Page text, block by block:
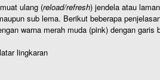
ulang (reload/refresh) jendela atau
sub lema. Berikut beberapa
warna merah muda (pink) dengan
lingkaran